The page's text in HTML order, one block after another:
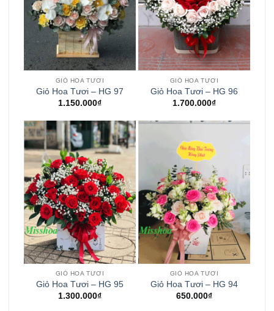
GIỎ HOA TƯƠI
Giỏ Hoa Tươi – HG 97
1.150.000₫
GIỎ HOA TƯƠI
Giỏ Hoa Tươi – HG 96
1.700.000₫
GIỎ HOA TƯƠI
Giỏ Hoa Tươi – HG 95
1.300.000₫
GIỎ HOA TƯƠI
Giỏ Hoa Tươi – HG 94
650.000₫